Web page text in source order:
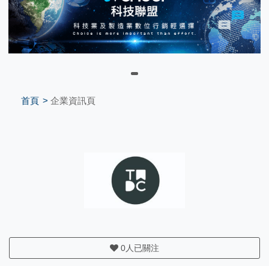
首頁 企業資訊頁
0人已關注